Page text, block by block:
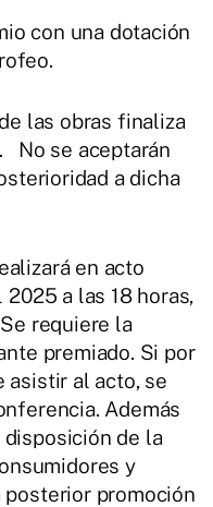
con una dotación
las obras finaliza
No se aceptarán
a dicha
en acto
a las 18 horas,
requiere la
premiado. Si por
asistir al acto, se
Además
disposición de la
y
posterior promoción